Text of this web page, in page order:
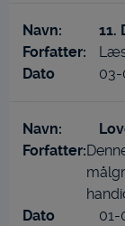
11.
03-
01-